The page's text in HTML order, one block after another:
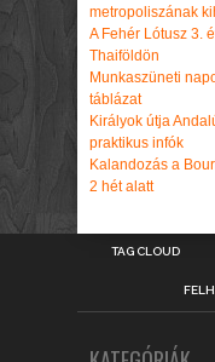
metropoliszának
A Fehér Lótusz 3.
Thaiföldön
Munkaszüneti
táblázat
Királyok útja
praktikus infók
Kalandozás a
2 hét alatt
TAG CLOUD